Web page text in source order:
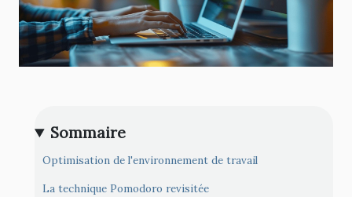
Sommaire
Optimisation de l'environnement de travail
La technique Pomodoro revisitée